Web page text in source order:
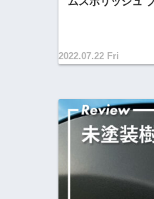
2022.07.22 Fri